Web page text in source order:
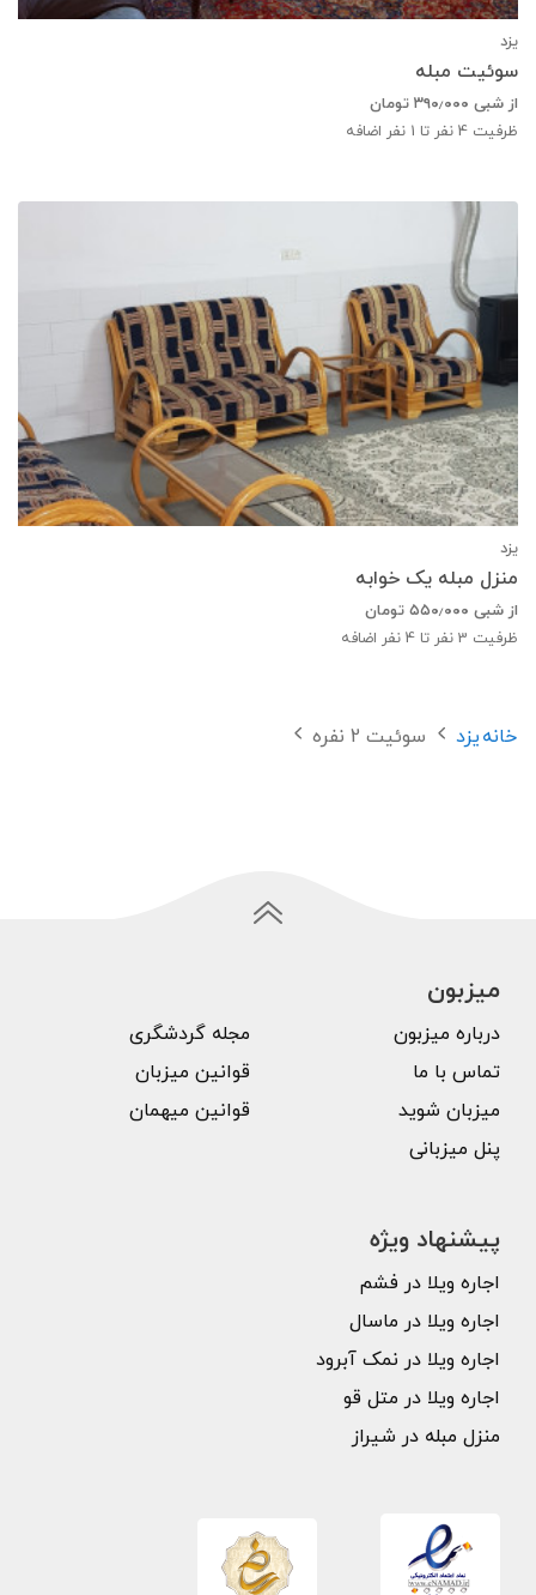
یزد
سوئیت مبله
از شبی ۳۹۰٫۰۰۰ تومان
ظرفیت 4 نفر تا 1 نفر اضافه
یزد
منزل مبله یک خوابه
از شبی ۵۵۰٫۰۰۰ تومان
ظرفیت 3 نفر تا 4 نفر اضافه
خانهیزد سوئیت 2 نفره
میزبون
درباره میزبون
تماس با ما
میزبان شوید
پنل میزبانی
مجله گردشگری
قوانین میزبان
قوانین میهمان
پیشنهاد ویژه
اجاره ویلا در فشم
اجاره ویلا در ماسال
اجاره ویلا در نمک آبرود
اجاره ویلا در متل قو
منزل مبله در شیراز